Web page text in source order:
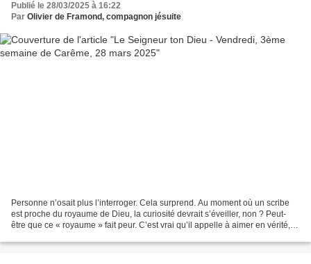
Publié le 28/03/2025 à 16:22
Par Olivier de Framond, compagnon jésuite
Personne n’osait plus l’interroger. Cela surprend. Au moment où un scribe
est proche du royaume de Dieu, la curiosité devrait s’éveiller, non ? Peut-
être que ce « royaume » fait peur. C’est vrai qu’il appelle à aimer en vérité, à